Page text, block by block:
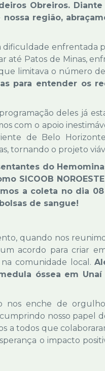
Obreiros.
região,
enfrentada
até Patos de Minas,
limitava o número
para entender os
deles já
com o apoio
de Belo
tornando o projeto
do
SICOOB NOROESTE
a coleta no dia
de sangue!
quando nos
acordo para criar
comunidade local.
óssea em
nos enche de
nosso papel
a todos que
o impacto